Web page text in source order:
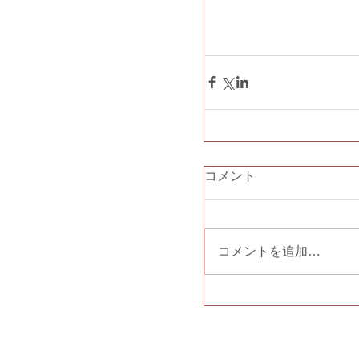
コメント
コメントを追加…